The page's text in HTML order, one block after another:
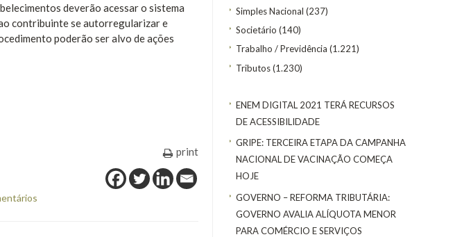
Simples Nacional (237)
Societário (140)
Trabalho / Previdência (1.221)
Tributos(1.230)
ENEM DIGITAL 2021 TERÁ RECURSOS
DE ACESSIBILIDADE
GRIPE: TERCEIRA ETAPA DA CAMPANHA
NACIONAL DE VACINAÇÃO COMEÇA
HOJE
GOVERNO – REFORMA TRIBUTÁRIA:
GOVERNO AVALIA ALÍQUOTA MENOR
PARA COMÉRCIO E SERVIÇOS
deverão acessar o sistema
contribuinte se autorregularizar e
poderão ser alvo de ações
print